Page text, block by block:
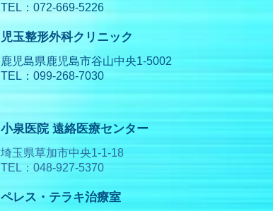
TEL：072-669-5226
児玉整形外科クリニック
鹿児島県鹿児島市谷山中央1-5002
TEL：099-268-7030
小泉医院 遠絡医療センター
埼玉県草加市中央1-1-18
TEL：048-927-5370
ペレス・テラキ治療室